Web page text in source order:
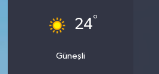
24°
Güneşli